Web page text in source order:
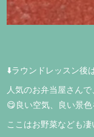
⬇️ラウンドレッスン後
人気のお弁当屋さん
😋良い空気、良い景
ここはお野菜なども